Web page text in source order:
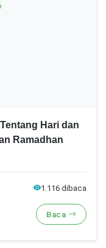
Hari dan
Ramadhan
1.116 dibaca
Baca